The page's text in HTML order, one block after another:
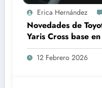
Erica Hernández
Novedades de
Yaris Cross base
estrategia de
12 Febrero 2026